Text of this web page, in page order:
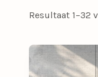
Resultaat 1–32